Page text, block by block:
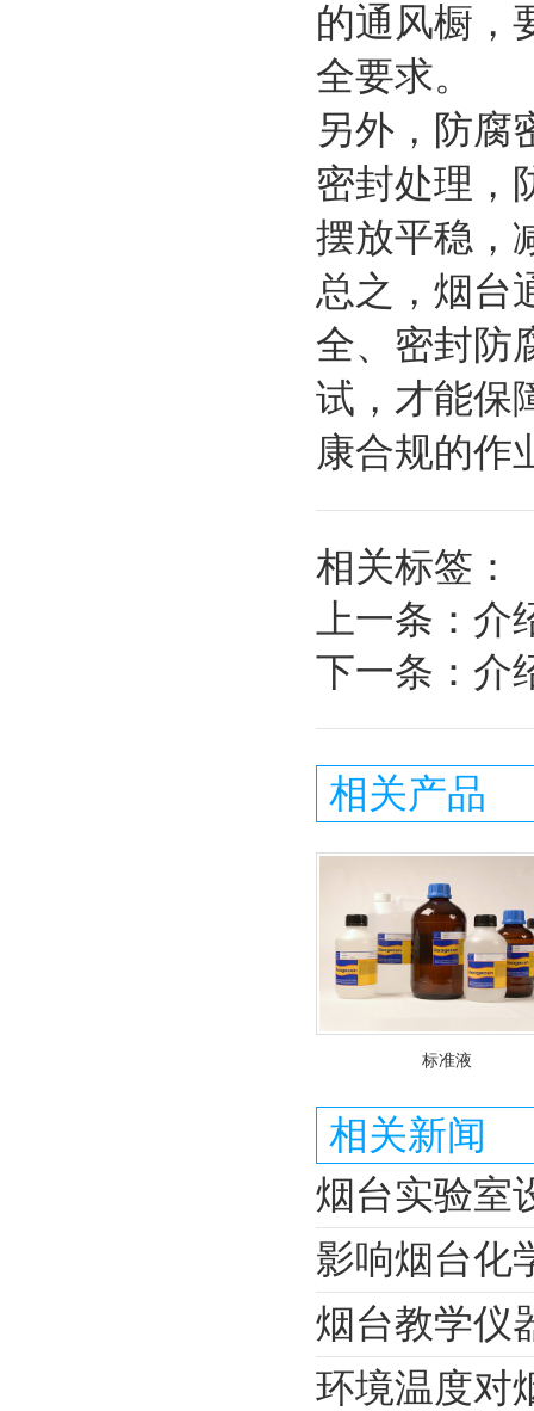
的通风橱，
全要求。
另外，防腐
密封处理，
摆放平稳，
总之，烟台
全、密封防
试，才能保
康合规的作
相关标签：
上一条： 介
下一条： 介
相关产品
标准液
相关新闻
烟台实验室
影响烟台化
烟台教学仪
环境温度对